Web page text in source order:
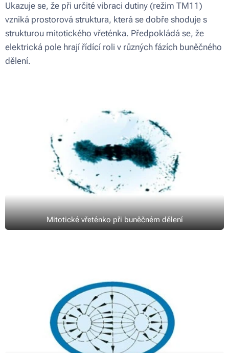
Ukazuje se, že při určité vibraci dutiny (režim TM11)
vzniká prostorová struktura, která se dobře shoduje s
strukturou mitotického vřeténka. Předpokládá se, že
elektrická pole hrají řídící roli v různých fázích buněčného
dělení.
Mitotické vřeténko při buněčném dělení